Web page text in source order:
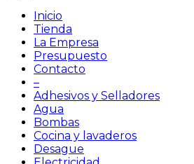
Inicio
Tienda
La Empresa
Presupuesto
Contacto
–
Adhesivos y Selladores
Agua
Bombas
Cocina y lavaderos
Desague